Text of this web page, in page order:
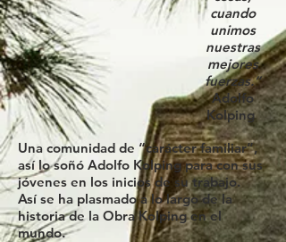
cuando
unimos
nuestras
mejores
fuerzas.”
Adolfo
Kolping
Una comunidad de “carácter familiar”,
así lo soñó Adolfo Kolping para con sus
jóvenes en los inicios de su trabajo.
Así se ha plasmado a lo largo de la
historia de la Obra Kolping en el
mundo.